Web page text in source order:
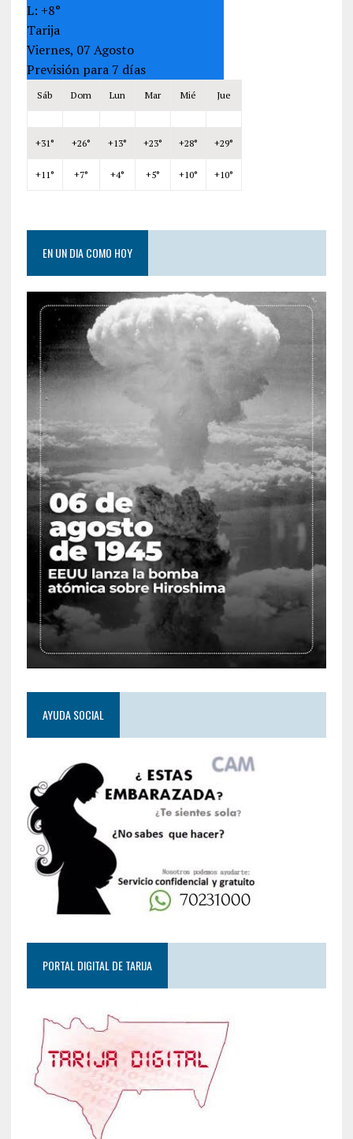
L: +8°
Tarija
Viernes, 07 Agosto
Previsión para 7 días
Sáb Dom Lun Mar Mié Jue
+31° +26° +13° +23° +28° +29°
+11° +7° +4° +5° +10° +10°
EN UN DIA COMO HOY
AYUDA SOCIAL
PORTAL DIGITAL DE TARIJA